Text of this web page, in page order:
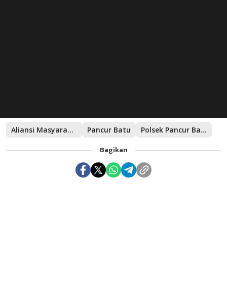
Aliansi Masyarakat Sumut Pancur Batu Polsek Pancur Batu
Bagikan